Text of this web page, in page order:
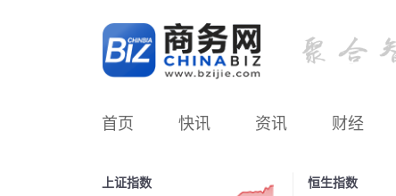
首页 快讯 资讯 财经
上证指数 恒生指数